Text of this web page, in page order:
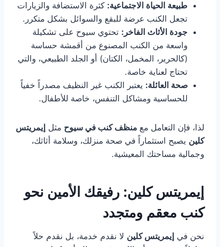
طبيعة الحياة الاجتماعية: كثرة الاستضافة والزيارات
تجعل الكنب عرضة للبقع والسوائل بشكل متكرر.
جودة الأثاث الفاخر: تحتوي سيوح على تشكيلة
واسعة من الكنب المصنوع من أقمشة حساسة
(كالحرير، المخمل، الكتان) أو الجلد الطبيعي، والتي
تحتاج لعناية خاصة.
صحة العائلة: يعتبر الكنب غير النظيف مصدراً خفياً
للحساسية ومشاكل التنفس، خاصة للأطفال.
لذا، فإن التعامل مع منظف كنب في سيوح مثل إيمريتس
كلين يصبح استثماراً في صحة منزلك، وسلامة أثاثك،
وجمالية مساحتك المعيشية.
إيمريتس كلين: رفيقك الأمين نحو
كنب معقم ومتجدد
نحن في إيمريتس كلين لا نقدم خدمة، بل نقدم حلاً